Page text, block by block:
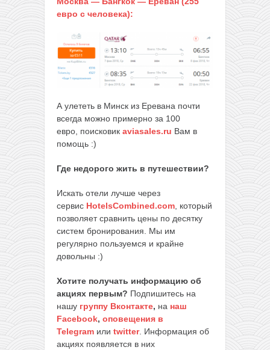
евро с человека):
А улететь в Минск из Еревана почти
всегда можно примерно за 100
евро, поисковик aviasales.ru Вам в
помощь :)
Где недорого жить в путешествии?
Искать отели лучше через
сервис HotelsCombined.com, который
позволяет сравнить цены по десятку
систем бронирования. Мы им
регулярно пользуемся и крайне
довольны :)
Хотите получать информацию об
акциях первым? Подпишитесь на
нашу группу Вконтакте, на наш
Facebook, оповещения в
Telegram или twitter. Информация об
акциях появляется в них